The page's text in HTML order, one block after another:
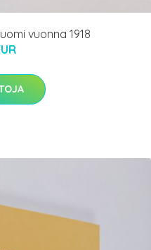
vuonna 1918